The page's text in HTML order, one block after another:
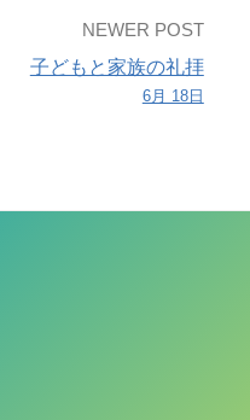
NEWER POST
子どもと家族の礼拝
6月 18日